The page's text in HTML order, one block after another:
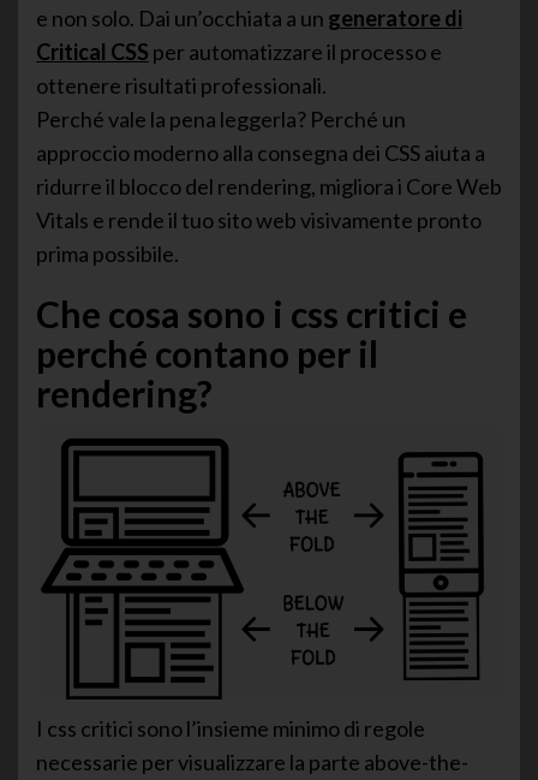
e non solo. Dai un’occhiata a un generatore di
Critical CSS per automatizzare il processo e
ottenere risultati professionali.
Perché vale la pena leggerla? Perché un
approccio moderno alla consegna dei CSS aiuta a
ridurre il blocco del rendering, migliora i Core Web
Vitals e rende il tuo sito web visivamente pronto
prima possibile.
Che cosa sono i css critici e
perché contano per il
rendering?
I css critici sono l’insieme minimo di regole
necessarie per visualizzare la parte above-the-